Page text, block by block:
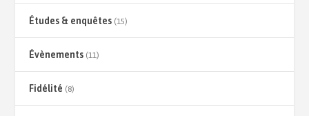
Études & enquêtes (15)
Évènements (11)
Fidélité (8)